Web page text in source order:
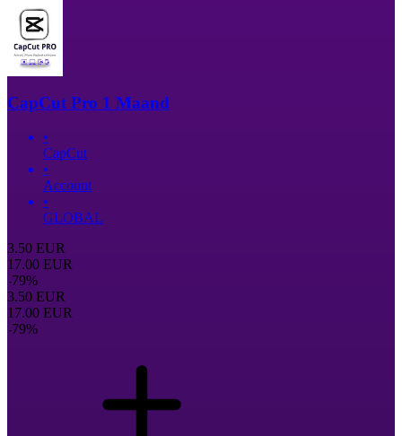
CapCut Pro 1 Maand
•
CapCut
•
Account
•
GLOBAL
3.50 EUR
17.00 EUR
-79%
3.50 EUR
17.00 EUR
-79%